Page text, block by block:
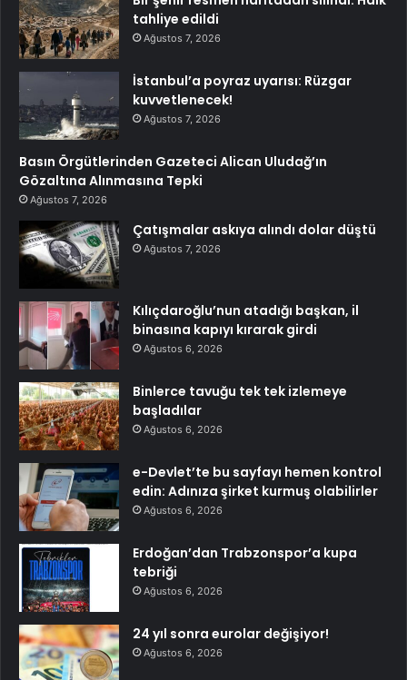
tahliye edildi
Ağustos 7, 2026
İstanbul’a poyraz uyarısı: Rüzgar
kuvvetlenecek!
Ağustos 7, 2026
Basın Örgütlerinden Gazeteci Alican Uludağ’ın
Gözaltına Alınmasına Tepki
Ağustos 7, 2026
Çatışmalar askıya alındı dolar düştü
Ağustos 7, 2026
Kılıçdaroğlu’nun atadığı başkan, il
binasına kapıyı kırarak girdi
Ağustos 6, 2026
Binlerce tavuğu tek tek izlemeye
başladılar
Ağustos 6, 2026
e-Devlet’te bu sayfayı hemen kontrol
edin: Adınıza şirket kurmuş olabilirler
Ağustos 6, 2026
Erdoğan’dan Trabzonspor’a kupa
tebriği
Ağustos 6, 2026
24 yıl sonra eurolar değişiyor!
Ağustos 6, 2026